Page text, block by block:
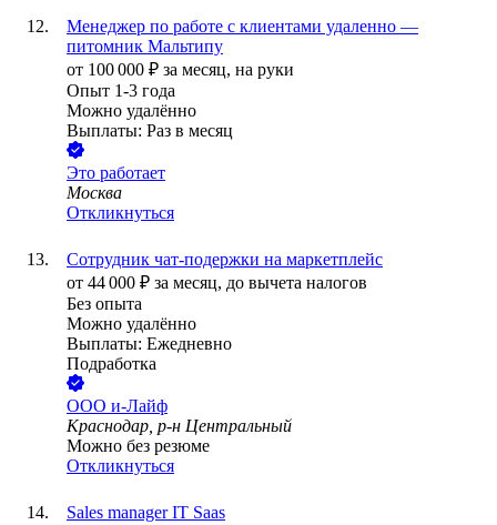
Менеджер по работе с клиентами удаленно —
питомник Мальтипу
от 100 000 ₽ за месяц, на руки
Опыт 1-3 года
Можно удалённо
Выплаты: Раз в месяц
Это работает
Москва
Откликнуться
Сотрудник чат-подержки на маркетплейс
от 44 000 ₽ за месяц, до вычета налогов
Без опыта
Можно удалённо
Выплаты: Ежедневно
Подработка
ООО и-Лайф
Краснодар, р-н Центральный
Можно без резюме
Откликнуться
Sales manager IT Saas